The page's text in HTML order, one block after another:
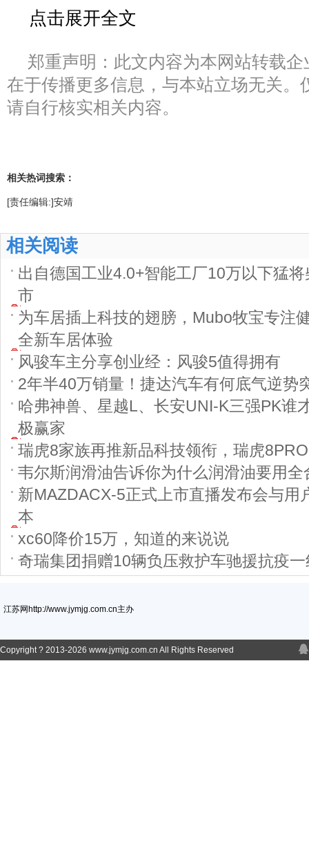
点击展开全文
郑重声明：此文内容为本网站转载
在于传播更多信息，与本站立场无关。
请自行核实相关内容。
相关热词搜索：
[责任编辑:]安靖
相关阅读
出自德国工业4.0+智能工厂10万以下猛
市
为车居插上科技的翅膀，Mubo牧宝专注
全新车居体验
风骏车主分享创业经：风骏5值得拥有
2年半40万销量！捷达汽车有何底气逆势
哈弗神兽、星越L、长安UNI-K三强PK谁
极赢家
瑞虎8家族再推新品科技领衔，瑞虎
韦尔斯润滑油告诉你为什么润滑油要用全
新MAZDACX-5正式上市直播发布会与用
本
xc60降价15万，知道的来说说
奇瑞集团捐赠10辆负压救护车驰援抗疫一
江苏网http://www.jymjg.com.cn主办
Copyright ? 2013-2026 www.jymjg.com.cn All Rights Reserved